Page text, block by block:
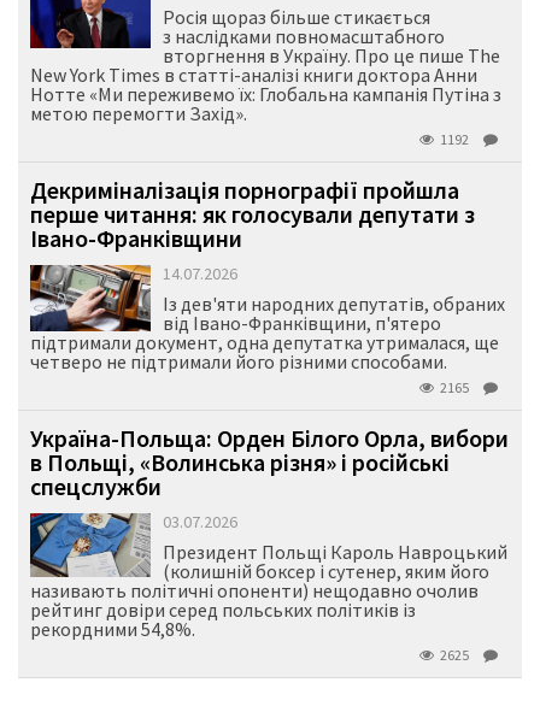
Росія щораз більше стикається
з наслідками повномасштабного
вторгнення в Україну. Про це пише The
New York Times в статті-аналізі книги доктора Анни
Нотте «Ми переживемо їх: Глобальна кампанія Путіна з
метою перемогти Захід».
1192
Декриміналізація порнографії пройшла
перше читання: як голосували депутати з
Івано-Франківщини
14.07.2026
Із дев'яти народних депутатів, обраних
від Івано-Франківщини, п'ятеро
підтримали документ, одна депутатка утрималася, ще
четверо не підтримали його різними способами.
2165
Україна-Польща: Орден Білого Орла, вибори
в Польщі, «Волинська різня» і російські
спецслужби
03.07.2026
Президент Польщі Кароль Навроцький
(колишній боксер і сутенер, яким його
називають політичні опоненти) нещодавно очолив
рейтинг довіри серед польських політиків із
рекордними 54,8%.
2625